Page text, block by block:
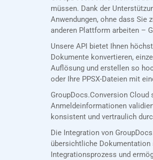
müssen. Dank der
Anwendungen, ohne dass Sie
anderen Plattform arbeiten –
Unsere API bietet Ihnen
Dokumente konvertieren,
Auflösung und erstellen so
oder Ihre PPSX-Dateien mit
GroupDocs.Conversion Cloud
Anmeldeinformationen
konsistent und vertraulich
Die Integration von
übersichtliche Dokumentation
Integrationsprozess und